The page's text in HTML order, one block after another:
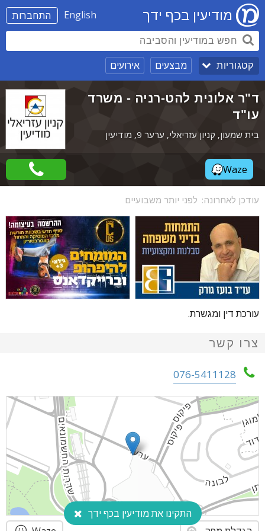
התחברות English מודיעין בכף ידך
קטגוריות מבצעים אירועים
ד"ר אלונית להט-רניה - משרד
עו"ד
בית שמעון, קניון עזריאלי, ערער 9, מודיעין
Waze
עודכן לאחרונה: לפני יותר משבועיים
עורכת דין ומגשרת.
צרו קשר
076-5411128
התקינו את מודיעין בכף ידך